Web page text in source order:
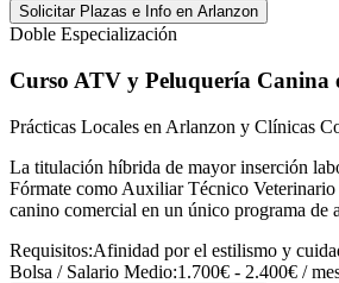
Solicitar Plazas e Info en Arlanzon
Doble Especialización
Curso ATV y Peluquería Canina
Prácticas Locales en Arlanzon y Clínicas
La titulación híbrida de mayor inserción
Fórmate como Auxiliar Técnico
canino comercial en un único programa de
Requisitos:Afinidad por el estilismo y
Bolsa / Salario Medio:1.700€ - 2.400€ /